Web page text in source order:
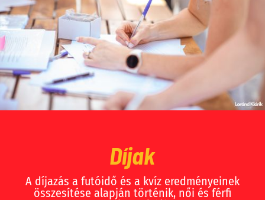
Díjak
A díjazás a futóidő és a kvíz eredményeinek
összesítése alapján történik, női és férfi